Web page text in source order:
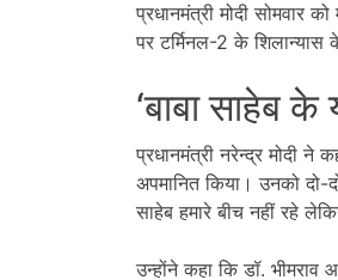
प्रधानमंत्री मोदी सोमवार
पर टर्मिनल-2 के शिलान्यास
‘बाबा साहेब
प्रधानमंत्री नरेन्द्र मोदी
अपमानित किया। उनको
साहेब हमारे बीच नहीं रहे
उन्होंने कहा कि डॉ.